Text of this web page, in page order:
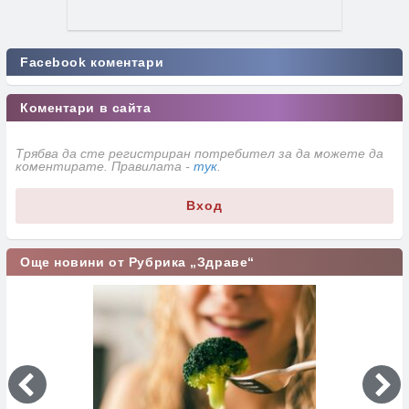
Facebook коментари
Коментари в сайта
Трябва да сте регистриран потребител за да можете да
коментирате. Правилата - тук
Вход
Още новини от Рубрика „Здраве“